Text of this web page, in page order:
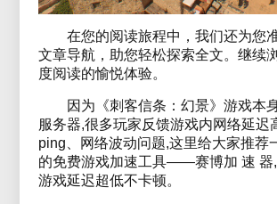
在您的阅读旅程中，我们还为您
文章导航，助您轻松探索全文。继续
度阅读的愉悦体验。
因为《刺客信条：幻景》游戏本
服务器,很多玩家反馈游戏内网络延迟
ping、网络波动问题,这里给大家推荐
的免费游戏加速工具——赛博加 速 器
游戏延迟超低不卡顿。